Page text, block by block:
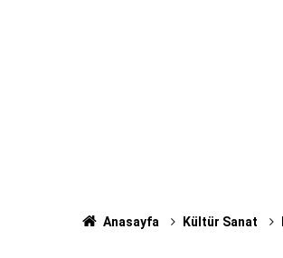
Anasayfa Kültür Sanat